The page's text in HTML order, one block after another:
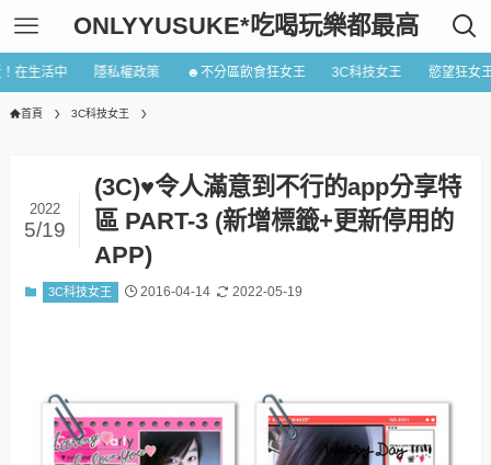
ONLYYUSUKE*吃喝玩樂都最高
在生活中 隱私權政策 ☻不分區飲食狂女王 3C科技女王 慾望狂女
首頁 3C科技女王
(3C)♥令人滿意到不行的app分享特
區 PART-3 (新增標籤+更新停用的
APP)
2022
5/19
3C科技女王 2016-04-14 2022-05-19